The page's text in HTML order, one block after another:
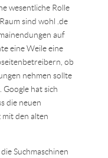
wesentliche Rolle
sind wohl .de
auf
eine Weile eine
ob
nehmen sollte
Google hat sich
die neuen
den alten
Suchmaschinen